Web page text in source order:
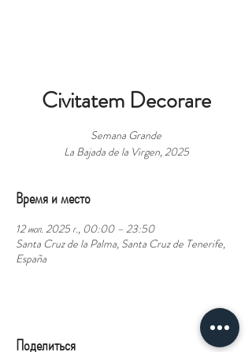
Civitatem Decorare
Semana Grande
La Bajada de la Virgen, 2025
Время и место
12 июл. 2025 г., 00:00 – 23:50
Santa Cruz de la Palma, Santa Cruz de Tenerife,
España
Поделиться